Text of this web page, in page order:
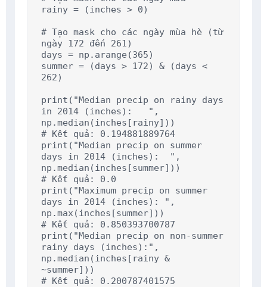
rainy = (inches > 0)
# Tạo mask cho các ngày mùa hè (từ
ngày 172 đến 261)
days = np.arange(365)
summer = (days > 172) & (days <
262)
print("Median precip on rainy days
in 2014 (inches):   ",
np.median(inches[rainy]))
# Kết quả: 0.194881889764
print("Median precip on summer
days in 2014 (inches):  ",
np.median(inches[summer]))
# Kết quả: 0.0
print("Maximum precip on summer
days in 2014 (inches): ",
np.max(inches[summer]))
# Kết quả: 0.850393700787
print("Median precip on non-summer
rainy days (inches):",
np.median(inches[rainy &
~summer]))
# Kết quả: 0.200787401575